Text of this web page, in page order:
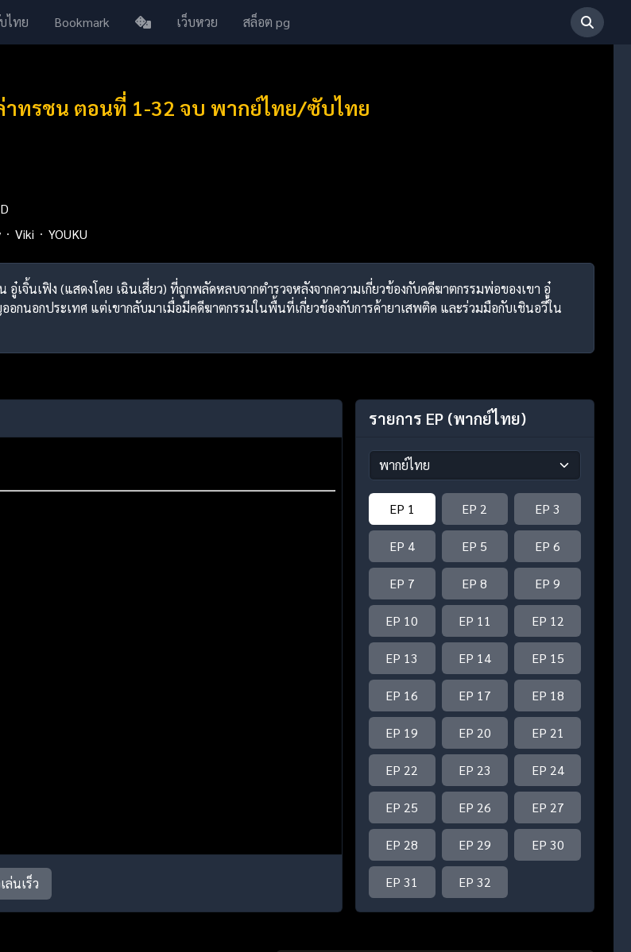
ไทย Bookmark เว็บหวย สล็อต pg
าทรชน ตอนที่ 1-32 จบ พากย์ไทย/ซับไทย
Viki YOUKU
อู๋เจิ้นเฟิง (แสดงโดย เฉินเสี่ยว) ที่ถูกพลัดหลบจากตำรวจหลังจากความเกี่ยวข้องกับคดีฆาตกรรมพ่อของเขา อู๋
อกนอกประเทศ แต่เขากลับมาเมื่อมีคดีฆาตกรรมในพื้นที่เกี่ยวข้องกับการค้ายาเสพติด และร่วมมือกับเชินอวี่ใน
ล่นเร็ว
รายการ EP (พากย์ไทย)
EP 1 EP 2 EP 3
EP 4 EP 5 EP 6
EP 7 EP 8 EP 9
EP 10 EP 11 EP 12
EP 13 EP 14 EP 15
EP 16 EP 17 EP 18
EP 19 EP 20 EP 21
EP 22 EP 23 EP 24
EP 25 EP 26 EP 27
EP 28 EP 29 EP 30
EP 31 EP 32